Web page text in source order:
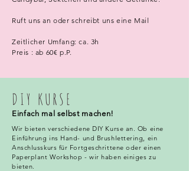
Ruft uns an oder schreibt uns eine Mail
Zeitlicher Umfang: ca. 3h
Preis : ab 60€ p.P.
DIY KURSE
Einfach mal selbst machen!
Wir bieten verschiedene DIY Kurse an. Ob eine
Einführung ins Hand- und Brushlettering, ein
Anschlusskurs für Fortgeschrittene oder einen
Paperplant Workshop - wir haben einiges zu
bieten.